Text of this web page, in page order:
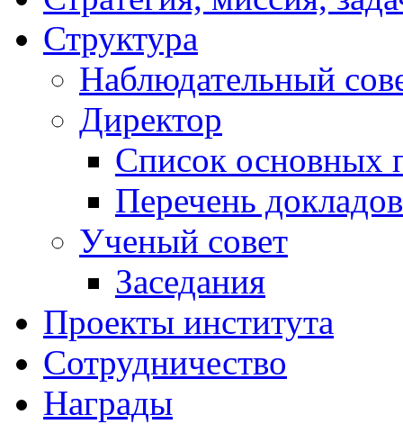
Структура
Наблюдательный
Директор
Список основных
Перечень докладов
Ученый совет
Заседания
Проекты института
Сотрудничество
Награды